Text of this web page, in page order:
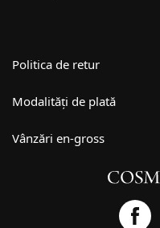
Politica de retur
Modalități de plată
Vânzări en-gross